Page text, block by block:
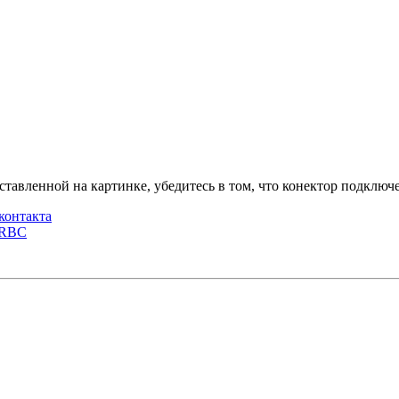
на картинке, убедитесь в том, что конектор